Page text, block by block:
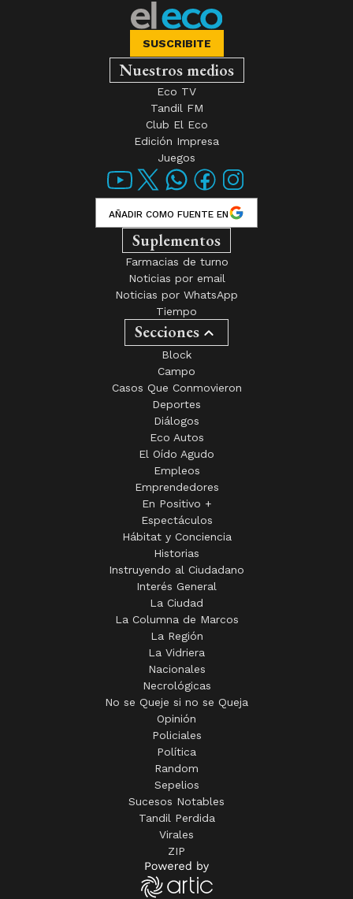
SUSCRIBITE
Nuestros medios
Eco TV
Tandil FM
Club El Eco
Edición Impresa
Juegos
AÑADIR COMO FUENTE EN
Suplementos
Farmacias de turno
Noticias por email
Noticias por WhatsApp
Tiempo
Secciones
Block
Campo
Casos Que Conmovieron
Deportes
Diálogos
Eco Autos
El Oído Agudo
Empleos
Emprendedores
En Positivo +
Espectáculos
Hábitat y Conciencia
Historias
Instruyendo al Ciudadano
Interés General
La Ciudad
La Columna de Marcos
La Región
La Vidriera
Nacionales
Necrológicas
No se Queje si no se Queja
Opinión
Policiales
Política
Random
Sepelios
Sucesos Notables
Tandil Perdida
Virales
ZIP